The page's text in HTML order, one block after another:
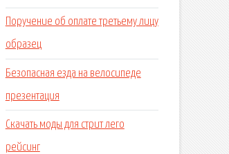
Поручение об оплате третьему лицу
образец
Безопасная езда на велосипеде
презентация
Скачать моды для стрит лего
рейсинг